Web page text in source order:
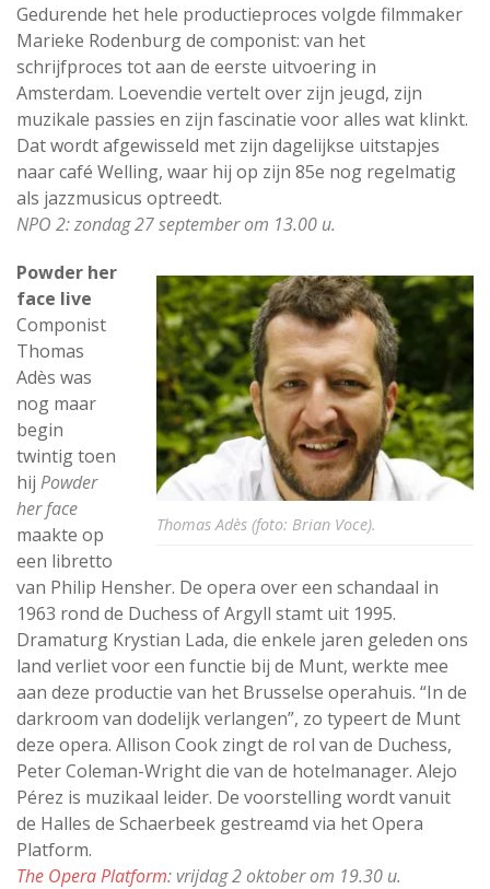
Gedurende het hele productieproces volgde filmmaker
Marieke Rodenburg de componist: van het
schrijfproces tot aan de eerste uitvoering in
Amsterdam. Loevendie vertelt over zijn jeugd, zijn
muzikale passies en zijn fascinatie voor alles wat klinkt.
Dat wordt afgewisseld met zijn dagelijkse uitstapjes
naar café Welling, waar hij op zijn 85e nog regelmatig
als jazzmusicus optreedt.
NPO 2: zondag 27 september om 13.00 u.
Thomas Adès (foto: Brian Voce).
Powder her
face live
Componist
Thomas
Adès was
nog maar
begin
twintig toen
hij Powder
her face
maakte op
een libretto
van Philip Hensher. De opera over een schandaal in
1963 rond de Duchess of Argyll stamt uit 1995.
Dramaturg Krystian Lada, die enkele jaren geleden ons
land verliet voor een functie bij de Munt, werkte mee
aan deze productie van het Brusselse operahuis. “In de
darkroom van dodelijk verlangen”, zo typeert de Munt
deze opera. Allison Cook zingt de rol van de Duchess,
Peter Coleman-Wright die van de hotelmanager. Alejo
Pérez is muzikaal leider. De voorstelling wordt vanuit
de Halles de Schaerbeek gestreamd via het Opera
Platform.
The Opera Platform: vrijdag 2 oktober om 19.30 u.